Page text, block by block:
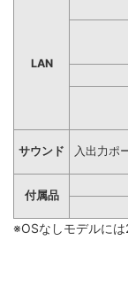
LAN
サウンド 入出力ポ
付属品
※OSなしモデルには